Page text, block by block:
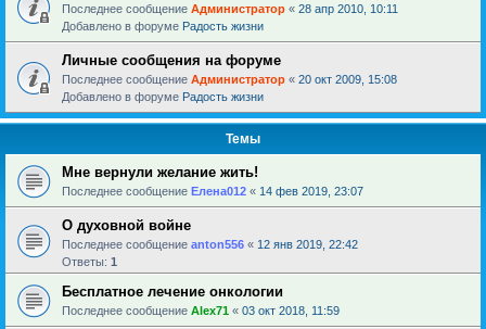
Последнее сообщение Администратор « 28 апр 2010, 10:11
Добавлено в форуме Радость жизни
Личные сообщения на форуме
Последнее сообщение Администратор « 20 окт 2009, 15:08
Добавлено в форуме Радость жизни
Темы
Мне вернули желание жить!
Последнее сообщение Елена012 « 14 фев 2019, 23:07
О духовной войне
Последнее сообщение anton556 « 12 янв 2019, 22:42
Ответы: 1
Бесплатное лечение онкологии
Последнее сообщение Alex71 « 03 окт 2018, 11:59